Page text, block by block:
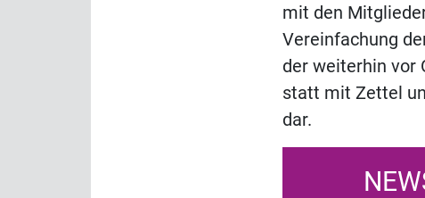
mit den
Vereinfachung
der weiterhin vor
statt mit Zettel
dar.